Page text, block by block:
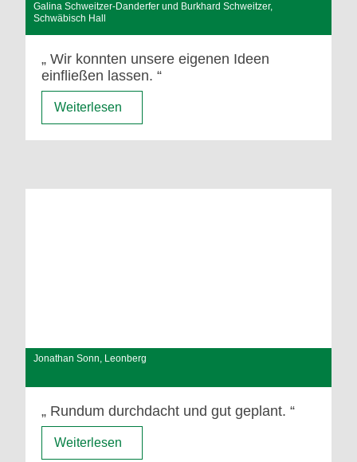
Galina Schweitzer-Danderfer und Burkhard Schweitzer,
Schwäbisch Hall
Wir konnten unsere eigenen Ideen
einfließen lassen.
Weiterlesen
Jonathan Sonn, Leonberg
Rundum durchdacht und gut geplant.
Weiterlesen